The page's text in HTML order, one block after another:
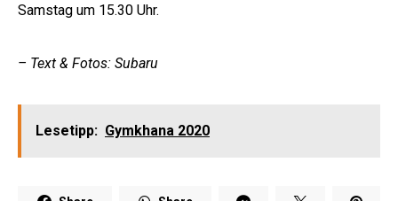
Samstag um 15.30 Uhr.
– Text & Fotos: Subaru
Lesetipp: Gymkhana 2020